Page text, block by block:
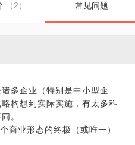
（2） 常见问题
多企业（特别是中小型企
构想到实际实施，有太多科
。
商业形态的终极（或唯一）